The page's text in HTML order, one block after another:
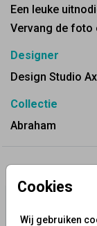
Cookies
Wij gebruiken
Een leuke
Vervang de foto
Designer
Design Studio
Collectie
Abraham